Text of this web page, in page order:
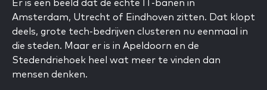
Amsterdam, Utrecht of Eindhoven zitten. Dat klopt
deels, grote tech-bedrijven clusteren nu eenmaal in
die steden. Maar er is in Apeldoorn en de
Stedendriehoek heel wat meer te vinden dan
mensen denken.